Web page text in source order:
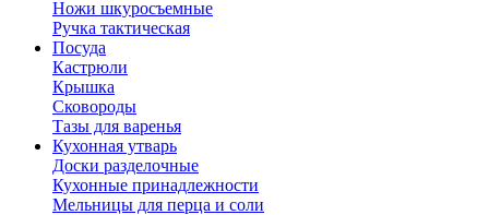
Ножи шкуросъемные
Ручка тактическая
Посуда
Кастрюли
Крышка
Сковороды
Тазы для варенья
Кухонная утварь
Доски разделочные
Кухонные принадлежности
Мельницы для перца и соли